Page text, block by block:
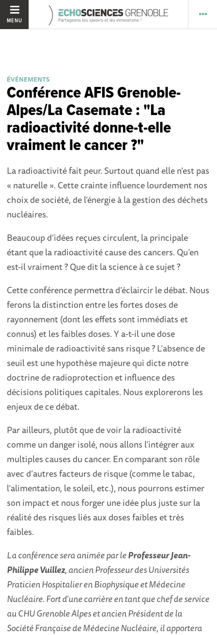
MENU
ÉVÉNEMENTS
Conférence AFIS Grenoble-
Alpes/La Casemate : "La
radioactivité donne-t-elle
vraiment le cancer ?"
La radioactivité fait peur. Surtout quand elle n’est pas
« naturelle ». Cette crainte influence lourdement nos
choix de société, de l’énergie à la gestion des déchets
nucléaires.
Beaucoup d’idées reçues circulent, la principale
étant que la radioactivité cause des cancers. Qu’en
est-il vraiment ? Que dit la science à ce sujet ?
Cette conférence permettra d’éclaircir le débat. Nous
ferons la distinction entre les fortes doses de
rayonnement (dont les effets sont immédiats et
connus) et les faibles doses. Y a-t-il une dose
minimale de radioactivité sans risque ? L’absence de
seuil est une hypothèse majeure qui dicte notre
doctrine de radioprotection et influence des
décisions politiques capitales. Nous explorerons les
enjeux de ce débat.
Par ailleurs, plutôt que de voir la radioactivité
comme un danger isolé, nous allons l’intégrer aux
multiples causes du cancer. En comparant son rôle
avec d’autres facteurs de risque (comme le tabac,
l’alimentation, le soleil, etc.), nous pourrons estimer
son impact et nous forger une idée plus juste sur la
réalité des risques liés aux doses faibles et très
faibles.
La conférence sera animée par leProfesseur Jean-
Philippe Vuillez, ancien Professeur des Universités
Praticien Hospitalier en Biophysique et Médecine
Nucléaire. Fort d’une carrière en tant que chef de service
au CHU Grenoble Alpes et ancien Président de la
Société Française de Médecine Nucléaire, il apportera